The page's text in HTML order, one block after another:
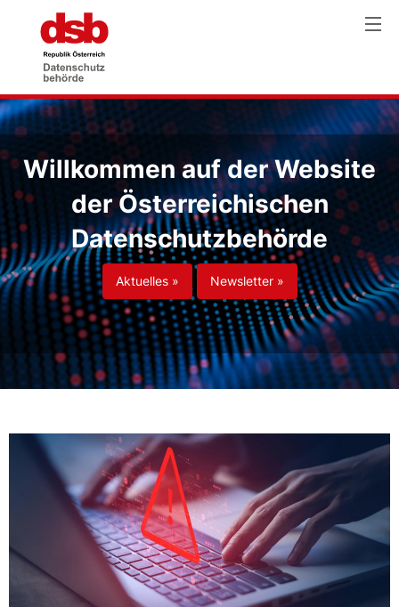
Willkommen auf der Website
der Österreichischen
Datenschutzbehörde
Aktuelles » Newsletter »